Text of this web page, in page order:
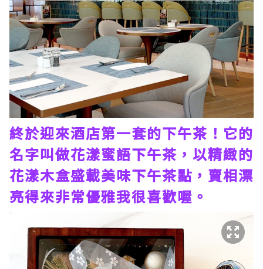
終於迎來酒店第一套的下午茶！它的
名字叫做花漾蜜語下午茶，以精緻的
花漾木盒盛載美味下午茶點，賣相漂
亮得來非常優雅我很喜歡喔。